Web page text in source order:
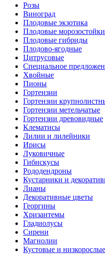
Розы
Виноград
Плодовые экзотика
Плодовые
Плодовые гибриды
Плодово-ягодные
Цитрусовые
Специальное
Хвойные
Пионы
Гортензии
Гортензии
Гортензии метельчатые
Гортензии древовидные
Клематисы
Лилии и лилейники
Ирисы
Луковичные
Гибискусы
Рододендроны
Кустарники и
Лианы
Декоративные цветы
Георгины
Хризантемы
Гладиолусы
Сирени
Магнолии
Кустовые и